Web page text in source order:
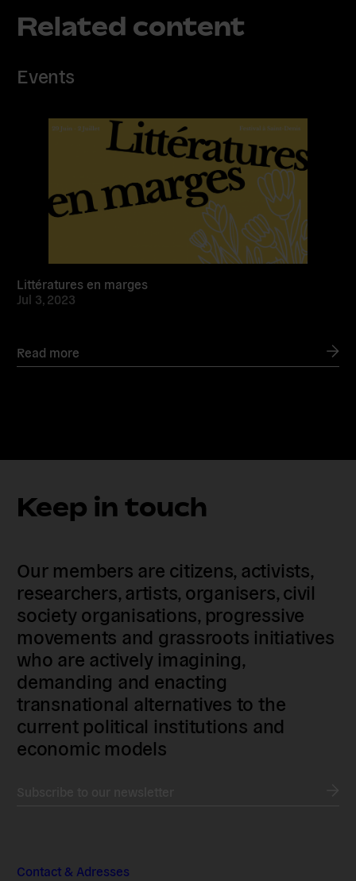
Related content
Events
Littératures en marges
Jul 3, 2023
Read more
Keep in touch
Our members are citizens, activists,
researchers, artists, organisers, civil
society organisations, progressive
movements and grassroots initiatives
who are actively imagining,
demanding and enacting
transnational alternatives to the
current political institutions and
economic models
Contact & Adresses